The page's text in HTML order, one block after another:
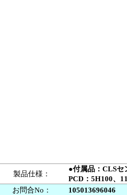
製品仕様：
●付属品：CLS
PCD：5H100、
お問合No：
105013696046